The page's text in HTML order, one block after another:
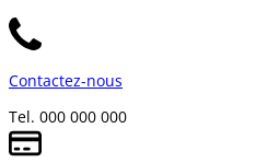
Contactez-nous
Tel. 000 000 000